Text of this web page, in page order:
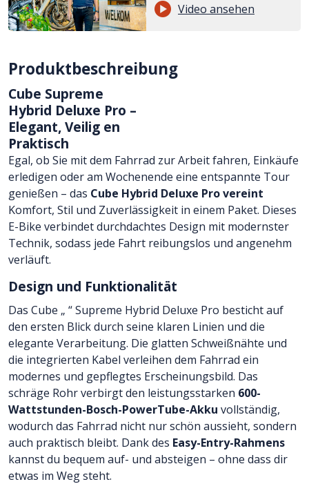
Video ansehen
Produktbeschreibung
Cube Supreme
Hybrid Deluxe Pro –
Elegant, Veilig en
Praktisch
Egal, ob Sie mit dem Fahrrad zur Arbeit fahren, Einkäufe
erledigen oder am Wochenende eine entspannte Tour
genießen – das Cube Hybrid Deluxe Pro vereint
Komfort, Stil und Zuverlässigkeit in einem Paket. Dieses
E-Bike verbindet durchdachtes Design mit modernster
Technik, sodass jede Fahrt reibungslos und angenehm
verläuft.
Design und Funktionalität
Das Cube „ “ Supreme Hybrid Deluxe Pro besticht auf
den ersten Blick durch seine klaren Linien und die
elegante Verarbeitung. Die glatten Schweißnähte und
die integrierten Kabel verleihen dem Fahrrad ein
modernes und gepflegtes Erscheinungsbild. Das
schräge Rohr verbirgt den leistungsstarken 600-
Wattstunden-Bosch-PowerTube-Akku vollständig,
wodurch das Fahrrad nicht nur schön aussieht, sondern
auch praktisch bleibt. Dank des Easy-Entry-Rahmens
kannst du bequem auf- und absteigen – ohne dass dir
etwas im Weg steht.